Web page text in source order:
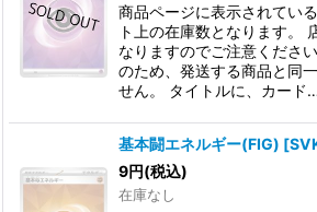
商品ページに表示されてい
ト上の在庫数となります。
なりますのでご注意くださ
のため、発送する商品と同
せん。 タイトルに、カード
基本闘エネルギー(FIG) [
9円(税込)
在庫なし